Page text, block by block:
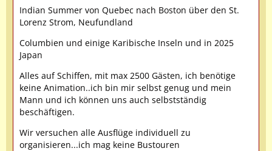
Indian Summer von Quebec nach Boston über den St.
Lorenz Strom, Neufundland
Columbien und einige Karibische Inseln und in 2025
Japan
Alles auf Schiffen, mit max 2500 Gästen, ich benötige
keine Animation..ich bin mir selbst genug und mein
Mann und ich können uns auch selbstständig
beschäftigen.
Wir versuchen alle Ausflüge individuell zu
organisieren...ich mag keine Bustouren